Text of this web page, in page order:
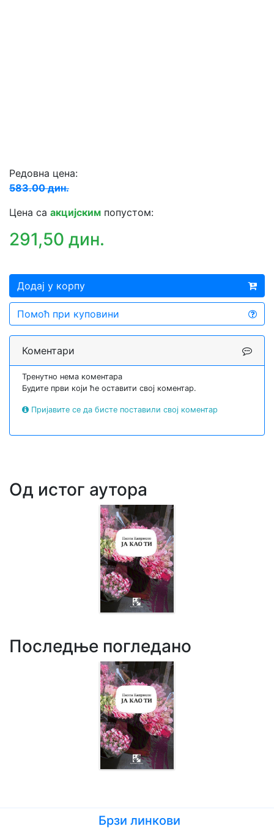
Редовна цена:
583.00 дин.
Цена са акцијским попустом:
291,50 дин.
Додај у корпу
Помоћ при куповини
Коментари
Тренутно нема коментара
Будите први који ће оставити свој коментар.
Пријавите се да бисте поставили свој коментар
Од истог аутора
Последње погледано
Брзи линкови